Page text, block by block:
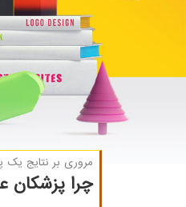
مروری بر نتایج یك
چرا پزشكان